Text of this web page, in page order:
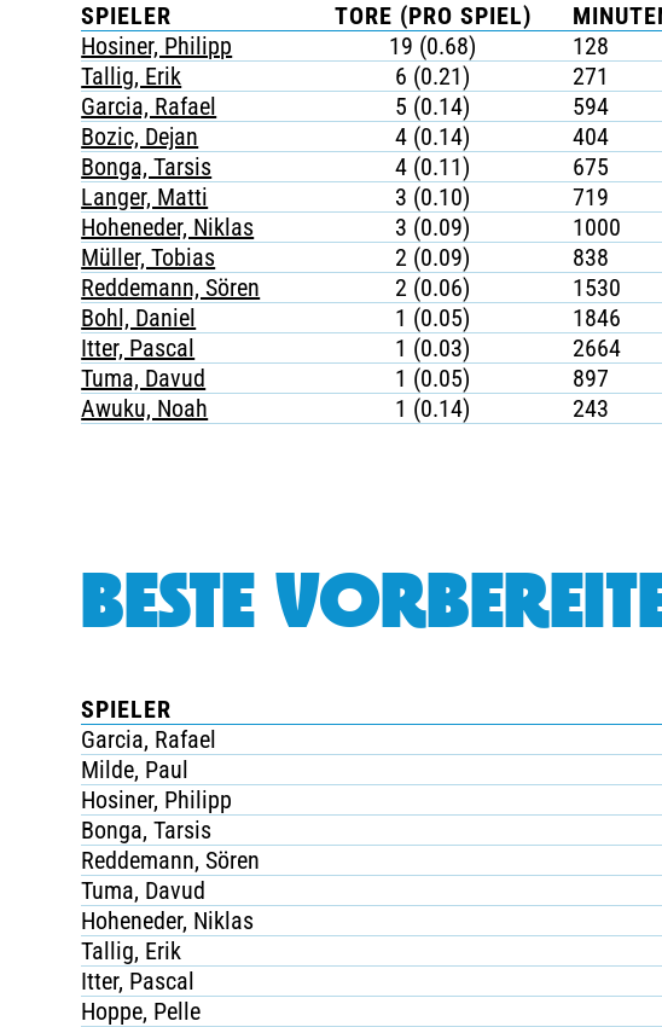
SPIELER TORE (PRO SPIEL)
Hosiner, Philipp
19 (0.68) 128
Tallig, Erik
6 (0.21) 271
Garcia, Rafael
5 (0.14) 594
Bozic, Dejan
4 (0.14) 404
Bonga, Tarsis
4 (0.11) 675
Langer, Matti
3 (0.10) 719
Hoheneder, Niklas
3 (0.09) 1000
Müller, Tobias
2 (0.09) 838
Reddemann, Sören
2 (0.06) 1530
Bohl, Daniel
1 (0.05) 1846
Itter, Pascal
1 (0.03) 2664
Tuma, Davud
1 (0.05) 897
Awuku, Noah
1 (0.14) 243
BESTE
SPIELER
Garcia, Rafael
Milde, Paul
Hosiner, Philipp
Bonga, Tarsis
Reddemann, Sören
Tuma, Davud
Hoheneder, Niklas
Tallig, Erik
Itter, Pascal
Hoppe, Pelle